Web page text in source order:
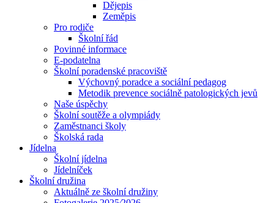
Dějepis
Zeměpis
Pro rodiče
Školní řád
Povinné informace
E-podatelna
Školní poradenské pracoviště
Výchovný poradce a sociální pedagog
Metodik prevence sociálně patologických jevů
Naše úspěchy
Školní soutěže a olympiády
Zaměstnanci školy
Školská rada
Jídelna
Školní jídelna
Jídelníček
Školní družina
Aktuálně ze školní družiny